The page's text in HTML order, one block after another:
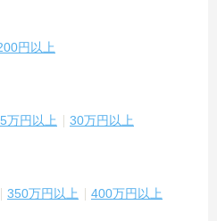
円以上
万円以上 30万円以上
350万円以上 400万円以上